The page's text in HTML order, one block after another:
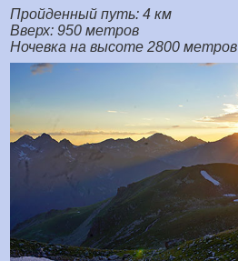
Пройденный путь: 4 км
Вверх: 950 метров
Ночевка на высоте 2800 метров